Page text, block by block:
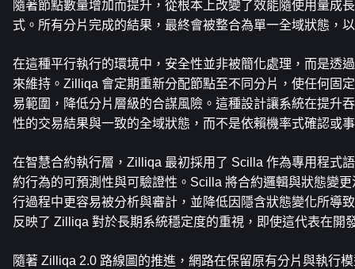
隨著節點數量增加而提升，從根本上改變了效能隨使用量成
式。所有分片完成的結果，最終會被整合為單一全域狀態，
在這種平行執行的環境中，安全性並非被簡化處理，而是透
來維持。Zilliqa 會定期重新分配節點至不同分片，使任何固
易範圍，降低分片層級的合謀風險。這種設計讓系統在提升
性的交易結果與一致的全域狀態，而不是依賴機率式確認或
在智慧合約執行層，Zilliqa 最初採用了 Scilla 作為專用程式
約行為的可預測性與可驗證性。Scilla 將合約邏輯與狀態變
行過程中更容易被分析與審計，並降低因隱含狀態變化所導
反映了 Zilliqa 對於長期系統穩定度的重視，即使這代表在開
隨著 Zilliqa 2.0 路線圖的推進，網路在保留原有分片與執行